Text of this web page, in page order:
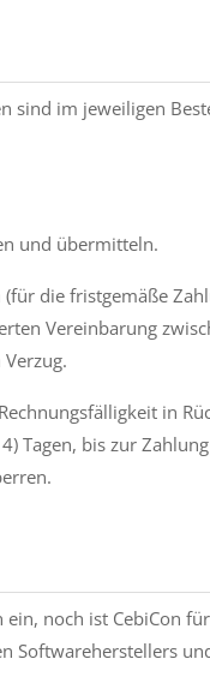
sind im jeweiligen
und übermitteln.
die fristgemäße
Vereinbarung
in
Tagen, bis zur
noch ist CebiCon
Softwareherstellers